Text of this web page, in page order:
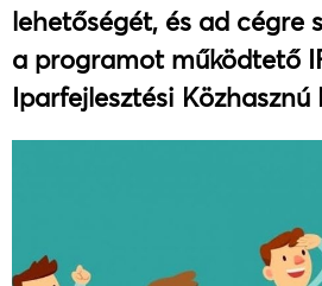
lehetőségét, és ad cégre
a programot működtető
Iparfejlesztési